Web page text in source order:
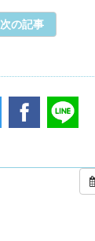
次の記事